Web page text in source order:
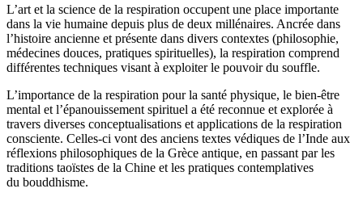
L’art et la science de la respiration occupent une place importante
dans la vie humaine depuis plus de deux millénaires. Ancrée dans
l’histoire ancienne et présente dans divers contextes (philosophie,
médecines douces, pratiques spirituelles), la respiration comprend
différentes techniques visant à exploiter le pouvoir du souffle.
L’importance de la respiration pour la santé physique, le bien-être
mental et l’épanouissement spirituel a été reconnue et explorée à
travers diverses conceptualisations et applications de la respiration
consciente. Celles-ci vont des anciens textes védiques de l’Inde aux
réflexions philosophiques de la Grèce antique, en passant par les
traditions taoïstes de la Chine et les pratiques contemplatives
du bouddhisme.